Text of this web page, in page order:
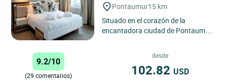
Pontaumur15 km
Situado en el corazón de la
encantadora ciudad de Pontaumur,
9.2/10
(29 comentarios)
desde
102.82 USD